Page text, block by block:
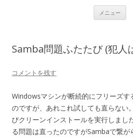
メニュー
ス
キ
Samba問題ふたたび (犯人
コメントを残す
Windowsマシンが断続的にフリーズす
のですが、あれこれ試しても直らない
びクリーンインストールを実行しまし
る問題は直ったのですがSambaで繋が